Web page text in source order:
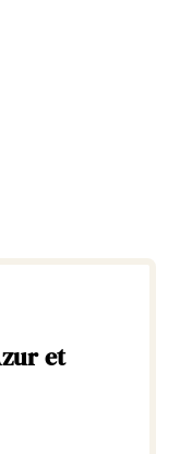
et